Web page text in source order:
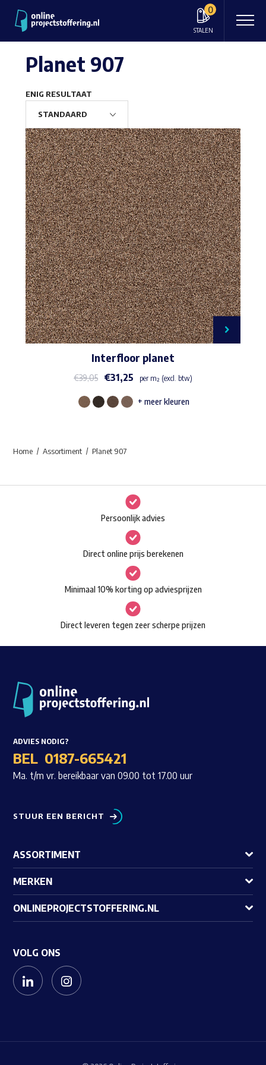
0
STALEN
Waar ben je naar op zoek?
Planet 907
ENIG RESULTAAT
Interfloor planet
€39,05 €31,25 per m² (excl. btw)
Dit
Deze
optie
kan
gekozen
worden
op
de
productpagina
+ meer kleuren
Home Assortiment Planet 907
Persoonlijk advies
Direct online prijs berekenen
Minimaal 10% korting op adviesprijzen
Direct leveren tegen zeer scherpe prijzen
ADVIES NODIG?
BEL 0187-665421
Ma. t/m vr. bereikbaar van 09.00 tot 17.00 uur
STUUR EEN BERICHT
ASSORTIMENT
MERKEN
ONLINEPROJECTSTOFFERING.NL
VOLG ONS